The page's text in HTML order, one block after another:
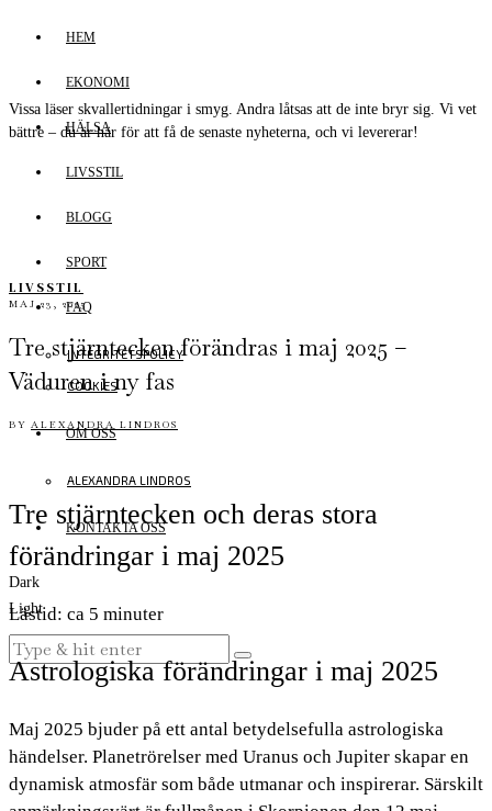
HEM
EKONOMI
HÄLSA
LIVSSTIL
BLOGG
SPORT
FAQ
INTEGRITETSPOLICY
COOKIES
OM OSS
ALEXANDRA LINDROS
KONTAKTA OSS
Dark
Light
Vissa läser skvallertidningar i smyg. Andra låtsas att de inte bryr sig. Vi vet
bättre – du är här för att få de senaste nyheterna, och vi levererar!
LIVSSTIL
MAJ 23, 2025
Tre stjärntecken förändras i maj 2025 –
Väduren i ny fas
BY ALEXANDRA LINDROS
Tre stjärntecken och deras stora
förändringar i maj 2025
Lästid: ca 5 minuter
Astrologiska förändringar i maj 2025
Maj 2025 bjuder på ett antal betydelsefulla astrologiska
händelser. Planetrörelser med Uranus och Jupiter skapar en
dynamisk atmosfär som både utmanar och inspirerar. Särskilt